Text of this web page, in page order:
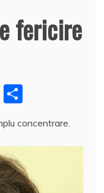
fericire
X
rt
aj
e
concentrare.